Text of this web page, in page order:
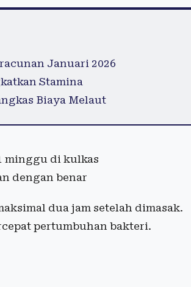
Januari 2026
Stamina
Biaya Melaut
minggu di kulkas
dengan benar
dua jam setelah dimasak.
pertumbuhan bakteri.